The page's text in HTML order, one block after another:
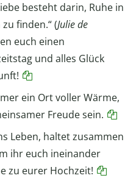
besteht darin, Ruhe in
finden.“ (Julie de
euch einen
und alles Glück
ein Ort voller Wärme,
Freude sein.
Leben, haltet zusammen
ihr euch ineinander
zu eurer Hochzeit!